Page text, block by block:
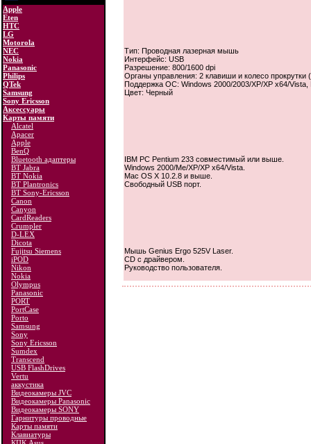
Apple
Eten
HTC
LG
Motorola
NEC
Nokia
Panasonic
Philips
QTek
Samsung
Sony Ericsson
Аксессуары
Карты памяти
Alcatel
Apacer
Apple
BenQ
Bluetooth адаптеры
BT Jabra
BT Nokia
BT Plantronics
BT Sony-Ericsson
Canon
Canyon
CardReaders
Crumpler
D-LEX
Dicota
Fujitsu Siemens
iPOD
Nikon
Nokia
Olympus
Panasonic
PORT
PortCase
Porto
Samsung
Sony
Sony Ericsson
Sumdex
Transcend
USB FlashDrives
Vertu
аккустика
Видеокамеры JVC
Видеокамеры Panasonic
Видеокамеры SONY
Гарнитуры проводные
Карты памяти
Клавиатуры
Тип: Проводная лазерная мышь
Интерфейс: USB
Разрешение: 800/1600 dpi
Органы управления: 2 клавиши и колесо
Поддержка ОС: Windows 2000/2003/XP/XP x64/
Цвет: Черный
IBM PC Pentium 233 совместимый или выше.
Windows 2000/Me/XP/XP x64/Vista.
Mac OS X 10.2.8 и выше.
Свободный USB порт.
Мышь Genius Ergo 525V Laser.
CD с драйвером.
Руководство пользователя.